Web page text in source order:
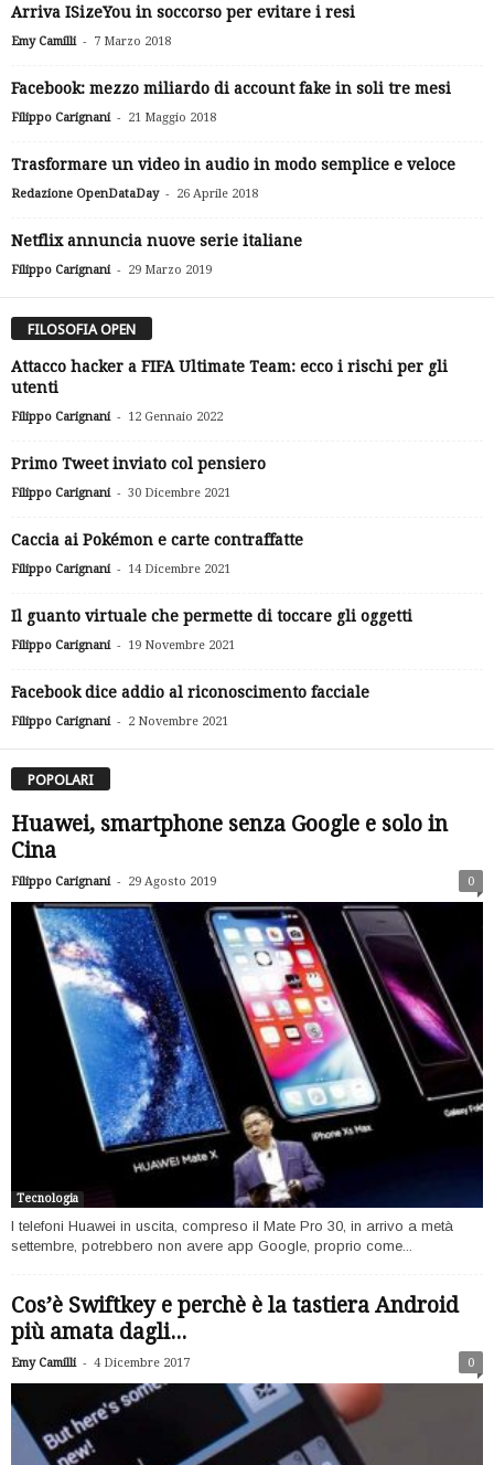
Arriva ISizeYou in soccorso per evitare i resi
Emy Camilli - 7 Marzo 2018
Facebook: mezzo miliardo di account fake in soli tre mesi
Filippo Carignani - 21 Maggio 2018
Trasformare un video in audio in modo semplice e veloce
Redazione OpenDataDay - 26 Aprile 2018
Netflix annuncia nuove serie italiane
Filippo Carignani - 29 Marzo 2019
FILOSOFIA OPEN
Attacco hacker a FIFA Ultimate Team: ecco i rischi per gli
utenti
Filippo Carignani - 12 Gennaio 2022
Primo Tweet inviato col pensiero
Filippo Carignani - 30 Dicembre 2021
Caccia ai Pokémon e carte contraffatte
Filippo Carignani - 14 Dicembre 2021
Il guanto virtuale che permette di toccare gli oggetti
Filippo Carignani - 19 Novembre 2021
Facebook dice addio al riconoscimento facciale
Filippo Carignani - 2 Novembre 2021
POPOLARI
Huawei, smartphone senza Google e solo in
Cina
Filippo Carignani - 29 Agosto 2019 0
Tecnologia
I telefoni Huawei in uscita, compreso il Mate Pro 30, in arrivo a metà
settembre, potrebbero non avere app Google, proprio come...
Cos’è Swiftkey e perchè è la tastiera Android
più amata dagli...
Emy Camilli - 4 Dicembre 2017 0